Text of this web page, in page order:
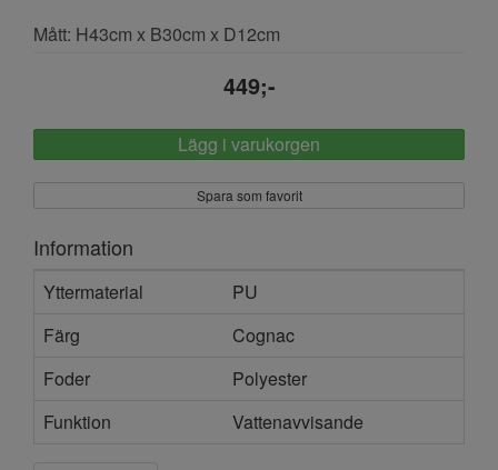
Mått: H43cm x B30cm x D12cm
449;-
Lägg i varukorgen
Spara som favorit
Information
Yttermaterial
PU
Färg
Cognac
Foder
Polyester
Funktion
Vattenavvisande